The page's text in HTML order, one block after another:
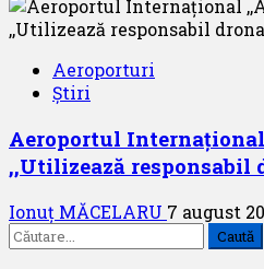
Aeroporturi
Știri
Aeroportul
,,Utilizează responsabil
Ionuț MĂCELARU 7 august
Caută
după: